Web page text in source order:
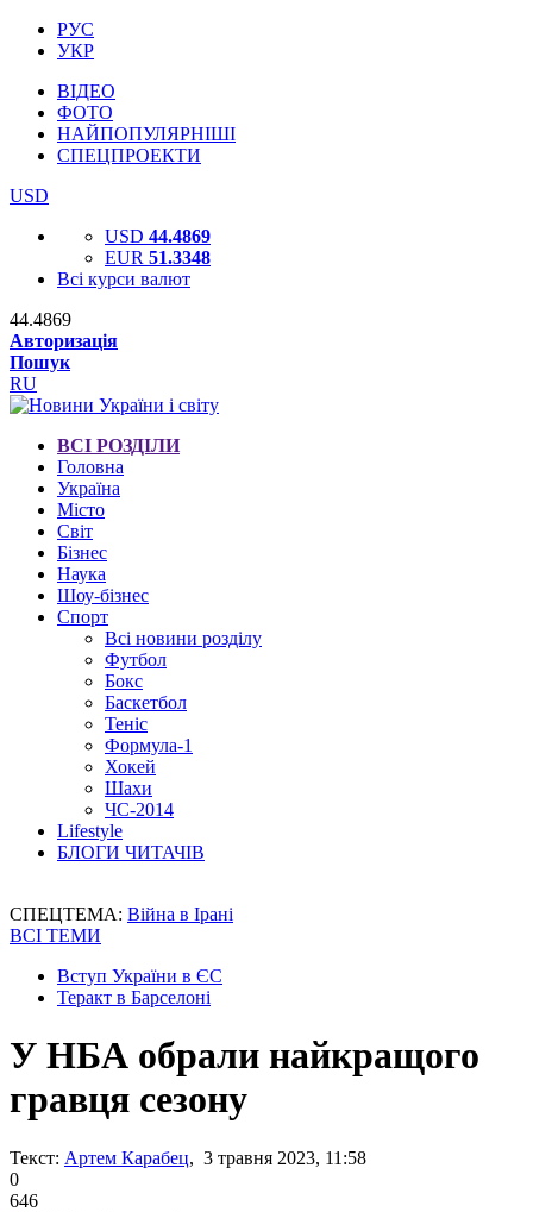
РУС
УКР
ВІДЕО
ФОТО
НАЙПОПУЛЯРНІШІ
СПЕЦПРОЕКТИ
USD
USD 44.4869
EUR 51.3348
Всі курси валют
44.4869
Авторизація
Пошук
RU
ВСІ РОЗДІЛИ
Головна
Україна
Місто
Світ
Бізнес
Наука
Шоу-бізнес
Спорт
Всі новини розділу
Футбол
Бокс
Баскетбол
Теніс
Формула-1
Хокей
Шахи
ЧС-2014
Lifestyle
БЛОГИ ЧИТАЧІВ
СПЕЦТЕМА: Війна в Ірані
ВСІ ТЕМИ
Вступ України в ЄС
Теракт в Барселоні
У НБА обрали найкращого
гравця сезону
Текст: Артем Карабец, 3 травня 2023, 11:58
0
646